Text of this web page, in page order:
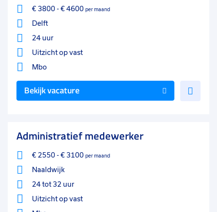
€ 3800- € 4600 per maand
Delft
24 uur
Uitzicht op vast
Mbo
Bekijk vacature
Administratief medewerker
€ 2550- € 3100 per maand
Naaldwijk
24 tot 32 uur
Uitzicht op vast